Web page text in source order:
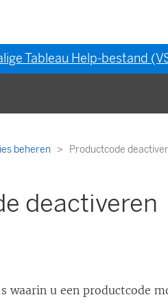
Tableau Help-bestand
beheren Productcode
deactiveren
waarin u een productcode